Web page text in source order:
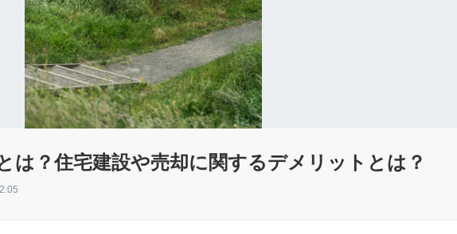
は？住宅建設や売却に関するデメリットとは？